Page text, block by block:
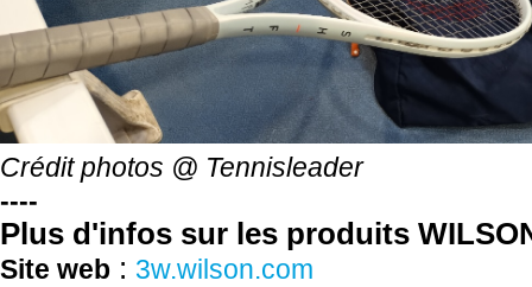
Crédit photos @ Tennisleader
----
Plus d'infos sur les produits
Site web : 3w.wilson.com